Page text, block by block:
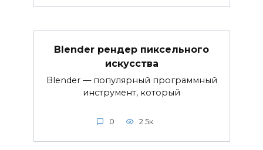
Blender рендер пиксельного
искусства
Blender — популярный программный
инструмент, который
0 2.5к.